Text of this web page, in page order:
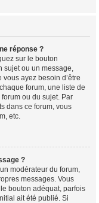
réponse ?
sur le bouton
sujet ou un message,
ayez besoin d’être
forum, une liste de
ou du sujet. Par
dans ce forum, vous
etc.
?
modérateur du forum,
messages. Vous
bouton adéquat, parfois
ait été publié. Si